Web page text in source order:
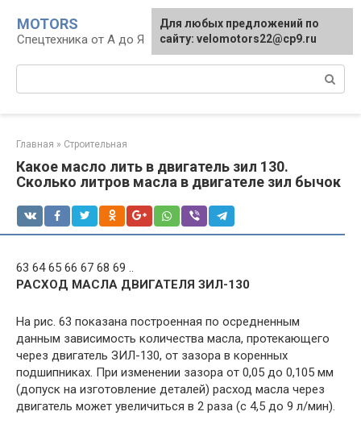
контенту
MOTORS
Спецтехника от А до Я
Главная » Строительная
Какое масло лить в двигатель зил 130.
Сколько литров масла в двигателе зил бычок
63 64 65 66 67 68 69 ..
РАСХОД МАСЛА ДВИГАТЕЛЯ ЗИЛ-130
На рис. 63 показана построенная по осредненным
данным зависимость количества масла, протекающего
через двигатель ЗИЛ-130, от зазора в коренных
подшипниках. При изменении зазора от 0,05 до 0,105 мм
(допуск на изготовление деталей) расход масла через
двигатель может увеличиться в 2 раза (с 4,5 до 9 л/мин).
Для любых предложений по
сайту: velomotors22@cp9.ru